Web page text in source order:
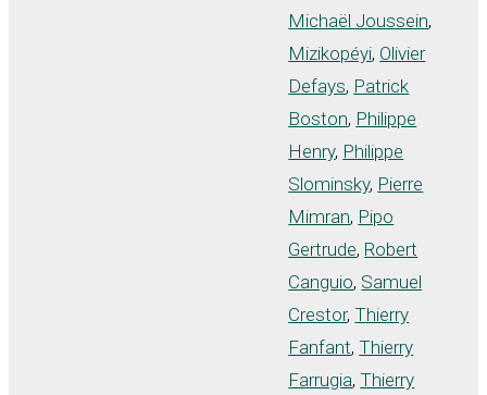
Michaël Joussein,
Mizikopéyi, Olivier
Defays, Patrick
Boston, Philippe
Henry, Philippe
Slominsky, Pierre
Mimran, Pipo
Gertrude, Robert
Canguio, Samuel
Crestor,Thierry
Fanfant,Thierry
Farrugia,Thierry